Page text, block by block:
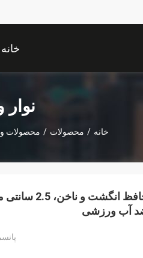
خانه
خانه / محصولات / محصولات